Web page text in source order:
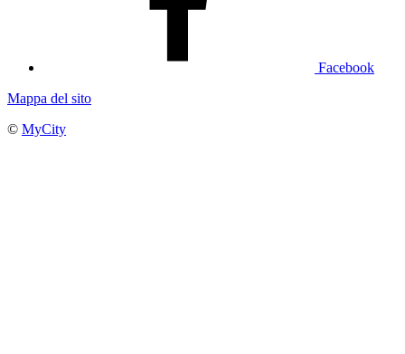
Facebook
Mappa del sito
© MyCity